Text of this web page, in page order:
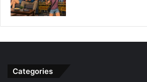
Categories